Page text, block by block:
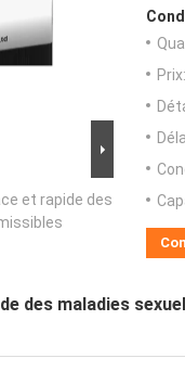
et rapide des
Prix:
des maladies